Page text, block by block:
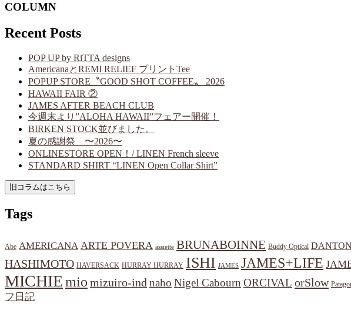
COLUMN
Recent Posts
POP UP by RiTTA designs
AmericanaとREMI RELIEF プリントTee
POPUP STORE〝GOOD SHOT COFFEE〟 2026
HAWAII FAIR ②
JAMES AFTER BEACH CLUB
今週末より”ALOHA HAWAII”フェアー開催！
BIRKEN STOCK並びました。
夏の感謝祭 〜2026〜
ONLINESTORE OPEN！/ LINEN French sleeve
STANDARD SHIRT “LINEN Open Collar Shirt”
Tags
Abe AMERICANA ARTE POVERA assiette BRUNABOINNE Buddy Optical DANTON
HASHIMOTO HAVERSACK HURRAY HURRAY ISHI JAMES JAMES+LIFE
MICHIEmio mizuiro-ind naho Nigel Cabourn ORCIVAL orSlow
フ日記